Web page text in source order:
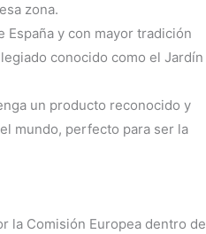
zona.
y con mayor tradición
conocido como el Jardín
un producto reconocido y
mundo, perfecto para ser la
la Comisión Europea dentro de